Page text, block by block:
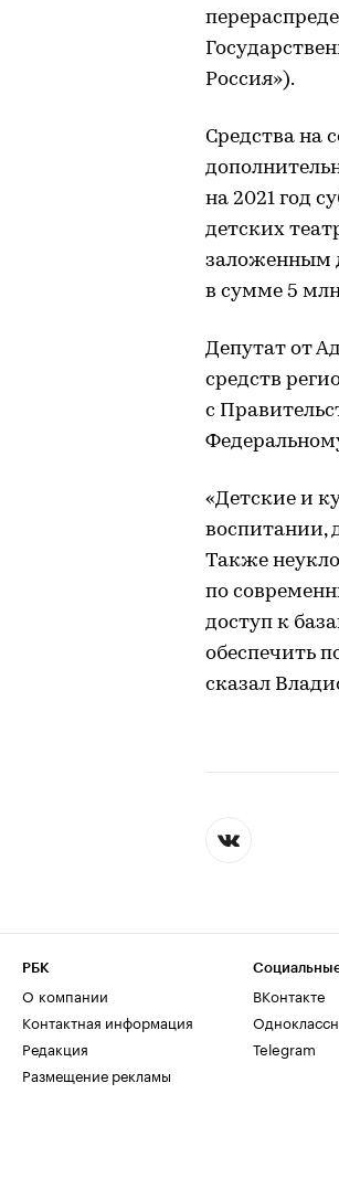
Россия»).
Средства на
на 2021 год
детских
заложенным
в сумме 5
Депутат от
средств
с
«Детские и
воспитании,
Также
по
доступ к
обеспечить
сказал
РБК
О компании
Контактная информация
Редакция
Размещение рекламы
ВКонтакте
Telegram